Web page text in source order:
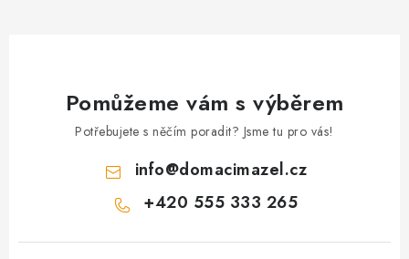
Pomůžeme vám s výběrem
Potřebujete s něčím poradit? Jsme tu pro vás!
info@domacimazel.cz
+420 555 333 265